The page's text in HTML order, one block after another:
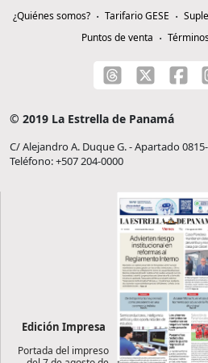
¿Quiénes somos? Tarifario GESE
Puntos de venta
© 2019 La Estrella de Panamá
C/ Alejandro A. Duque G. - Apartado
Teléfono: +507 204-0000
Edición Impresa
Portada del impreso